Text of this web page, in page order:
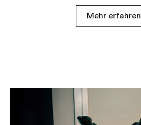
Mehr erfahren